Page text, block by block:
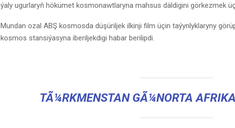
ýaly ugurlaryň hökümet kosmonawtlaryna mahsus däldigini görkezmek
Mundan ozal ABŞ kosmosda düşüriljek ilkinji film üçin taýynlyklaryny
kosmos stansiýasyna iberiljekdigi habar berilipdi.
TÃ¼RKMENSTAN GÃ¼NORTA